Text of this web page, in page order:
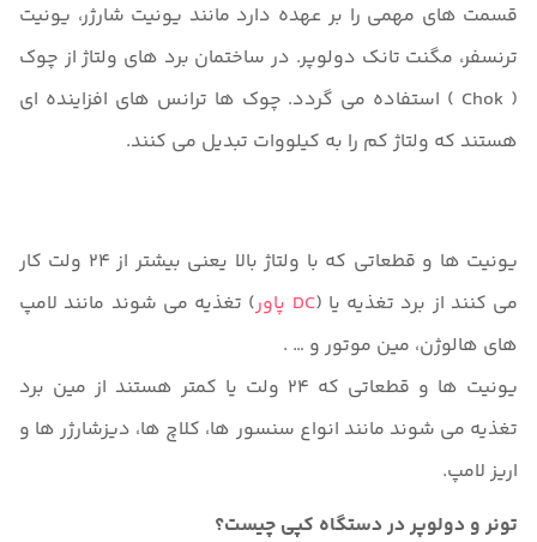
قسمت های مهمی را بر عهده دارد مانند یونیت شارژر، یونیت
ترنسفر، مگنت تانک دولوپر. در ساختمان برد های ولتاژ از چوک
( Chok ) استفاده می گردد. چوک ها ترانس های افزاینده ای
هستند که ولتاژ کم را به کیلووات تبدیل می کنند.
یونیت ها و قطعاتی که با ولتاژ بالا یعنی بیشتر از 24 ولت کار
می کنند از برد تغذیه یا (DC پاور
) تغذیه می شوند مانند لامپ
های هالوژن، مین موتور و … .
یونیت ها و قطعاتی که 24 ولت یا کمتر هستند از مین برد
تغذیه می شوند مانند انواع سنسور ها، کلاچ ها، دیزشارژر ها و
اریز لامپ.
تونر و دولوپر در دستگاه کپی چیست؟